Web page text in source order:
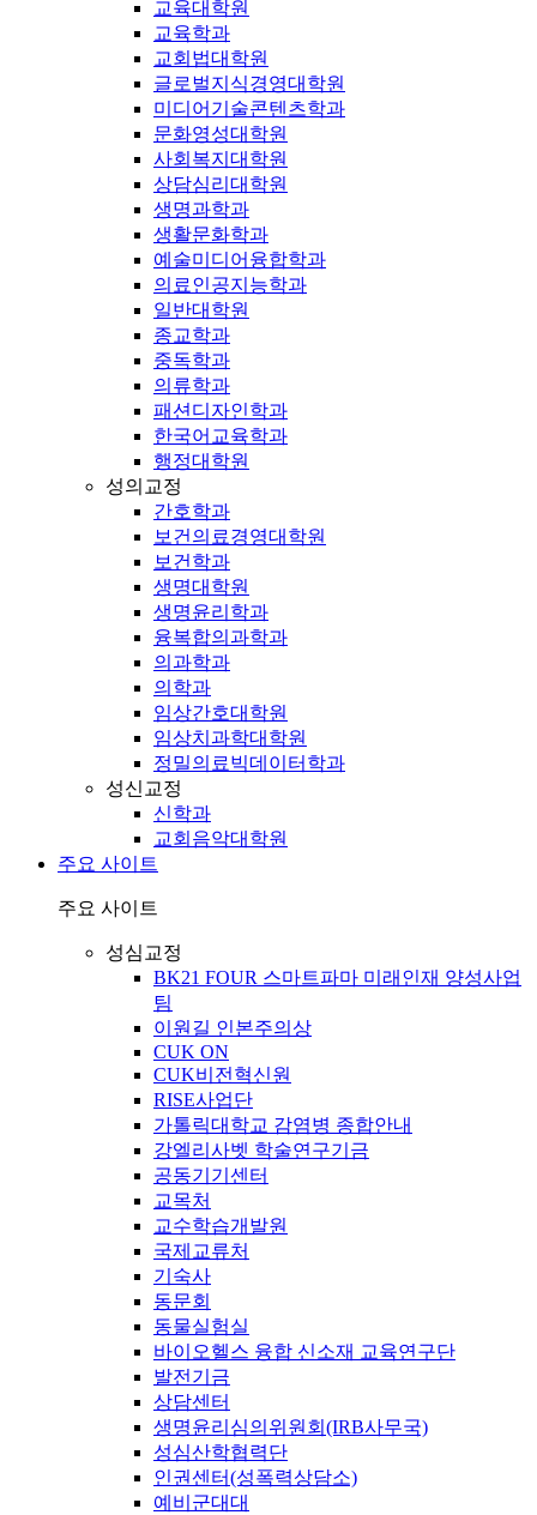
교육대학원
교육학과
교회법대학원
글로벌지식경영대학원
미디어기술콘텐츠학과
문화영성대학원
사회복지대학원
상담심리대학원
생명과학과
생활문화학과
예술미디어융합학과
의료인공지능학과
일반대학원
종교학과
중독학과
의류학과
패션디자인학과
한국어교육학과
행정대학원
성의교정
간호학과
보건의료경영대학원
보건학과
생명대학원
생명윤리학과
융복합의과학과
의과학과
의학과
임상간호대학원
임상치과학대학원
정밀의료빅데이터학과
성신교정
신학과
교회음악대학원
주요 사이트
주요 사이트
성심교정
BK21 FOUR 스마트파마 미래인재 양성사업
팀
이원길 인본주의상
CUK ON
CUK비전혁신원
RISE사업단
가톨릭대학교 감염병 종합안내
강엘리사벳 학술연구기금
공동기기센터
교목처
교수학습개발원
국제교류처
기숙사
동문회
동물실험실
바이오헬스 융합 신소재 교육연구단
발전기금
상담센터
생명윤리심의위원회(IRB사무국)
성심산학협력단
인권센터(성폭력상담소)
예비군대대